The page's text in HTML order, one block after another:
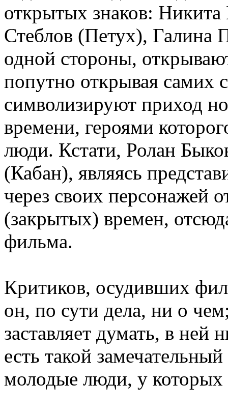
открытых знаков:
Стеблов (Петух), Галина
одной стороны,
попутно открывая самих
символизируют приход
времени, героями
люди. Кстати, Ролан
(Кабан), являясь
через своих персонажей
(закрытых) времен,
фильма.
Критиков, осудивших
он, по сути дела, ни о
заставляет думать, в ней
есть такой
молодые люди, у